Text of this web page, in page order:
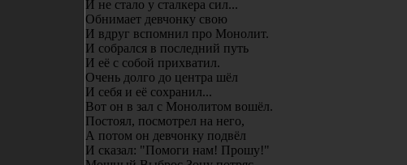
И не стало у сталкера сил...
Обнимает девчонку свою
И вдруг вспомнил про Монолит.
И собрался в последний путь
И её с собой прихватил.
Очень долго до центра шёл
И себя и её сохранил...
Вот он в зал с Монолитом вошёл.
Постоял, посмотрел на него,
А потом он девчонку подвёл
И сказал: "Помоги нам! Прошу!"